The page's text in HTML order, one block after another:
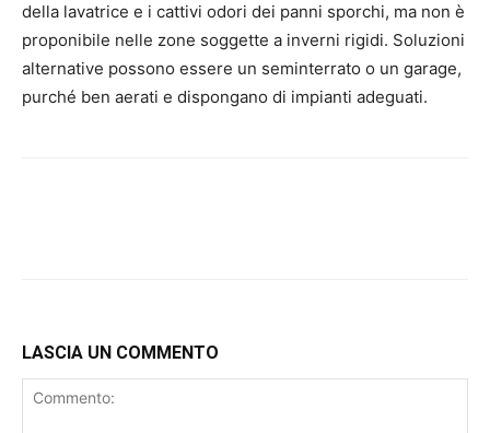
della lavatrice e i cattivi odori dei panni sporchi, ma non è
proponibile nelle zone soggette a inverni rigidi. Soluzioni
alternative possono essere un seminterrato o un garage,
purché ben aerati e dispongano di impianti adeguati.
LASCIA UN COMMENTO